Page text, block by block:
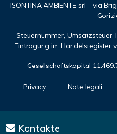
ISONTINA AMBIENTE srl – via
Steuernummer,
Eintragung im Handelsregister
Gesellschaftskapital
Privacy Note legali
Kontakte